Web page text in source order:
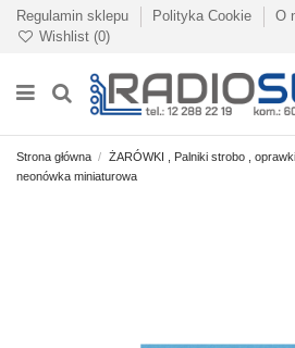
Regulamin sklepu Polityka Cookie O
Wishlist (0)
Strona główna ŻARÓWKI , Palniki strobo , oprawki
neonówka miniaturowa